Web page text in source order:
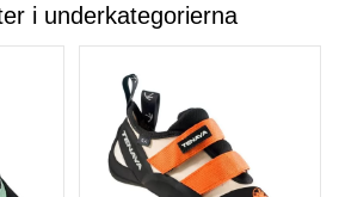
i underkategorierna